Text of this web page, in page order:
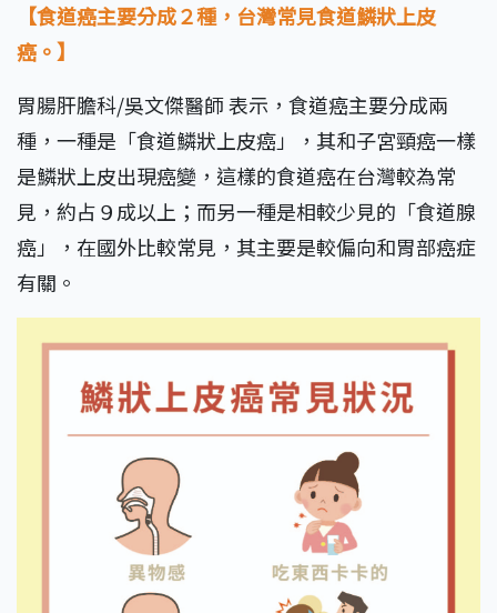
【食道癌主要分成２種，台灣常見食道鱗狀上皮
癌。】
胃腸肝膽科/吳文傑醫師 表示，食道癌主要分成兩
種，一種是「食道鱗狀上皮癌」，其和子宮頸癌一樣
是鱗狀上皮出現癌變，這樣的食道癌在台灣較為常
見，約占９成以上；而另一種是相較少見的「食道腺
癌」，在國外比較常見，其主要是較偏向和胃部癌症
有關。